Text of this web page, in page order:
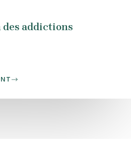
des addictions